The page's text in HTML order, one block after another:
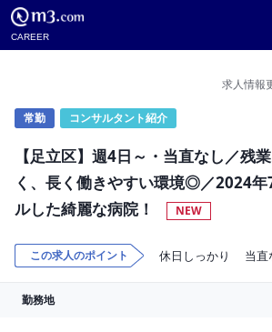
CAREER
求人情報
常勤 コンサルタント紹介
【足立区】週4日～・当直なし／残
く、長く働きやすい環境◎／2024
ルした綺麗な病院！
NEW
この求人のポイント 休日しっかり 当直
勤務地